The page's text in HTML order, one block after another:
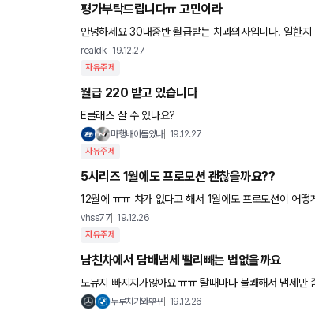
평가부탁드립니다ㅠ 고민이라
안녕하세요 30대중반 월급받는 치과의사입니다. 일한지 얼마안지나서... 월급은 세후600정도이고 재산은 빚뿐... 지금은 4년전에 아
realdk 19.12.27
자유주제
월급 220 받고 있습니다
E클래스 살 수 있나요?
마행배야돌았나 19.12.27
자유주제
5시리즈 1월에도 프로모션 괜찮을까요??
12월에 ㅠㅠ 차가 없다고 해서 1월에도 프로모션이 어
vhss77 19.12.26
자유주제
남친차에서 담배냄세 빨리빼는 법없을까요
도뮤지 빠지지가않아요 ㅠㅠ 탈때마다 불쾌해서 냄세
두루치기와뿌꾸 19.12.26